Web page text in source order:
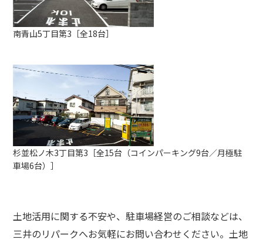
南青山5丁目第3［全18台］
杉並松ノ木3丁目第3［全15台（コインパーキング9台／月極駐
車場6台）］
土地活用に関する不安や、駐車場経営のご相談などは、
三井のリパークへお気軽にお問い合わせください。土地